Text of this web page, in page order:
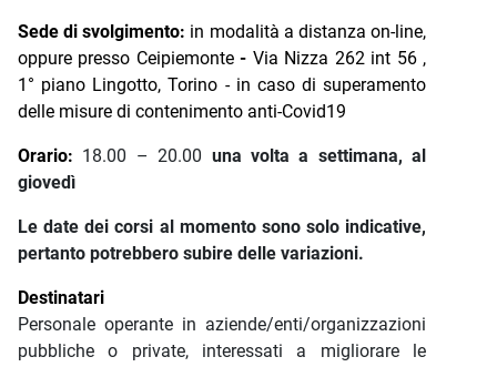
Sede di svolgimento: in modalità a distanza on-line,
oppure presso Ceipiemonte- Via Nizza 262 int 56 ,
1° piano Lingotto, Torino - in caso di superamento
delle misure di contenimento anti-Covid19
Orario: 18.00 – 20.00 una volta a settimana, al
giovedì
Le date dei corsi al momento sono solo indicative,
pertanto potrebbero subire delle variazioni.
Destinatari
Personale operante in aziende/enti/organizzazioni
pubbliche o private, interessati a migliorare le